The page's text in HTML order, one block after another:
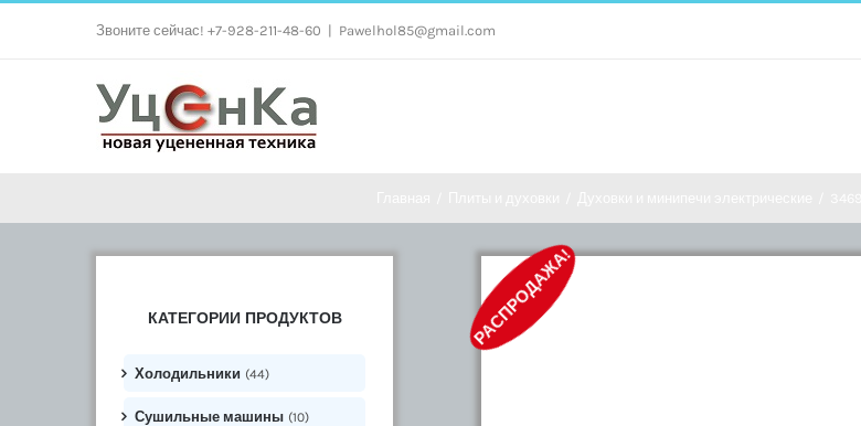
Звоните сейчас! +7-928-211-48-60 Pawelhol85@gmail.com
РАСПРОДАЖА!
КАТЕГОРИИ ПРОДУКТОВ
Холодильники (44)
Сушильные машины (10)